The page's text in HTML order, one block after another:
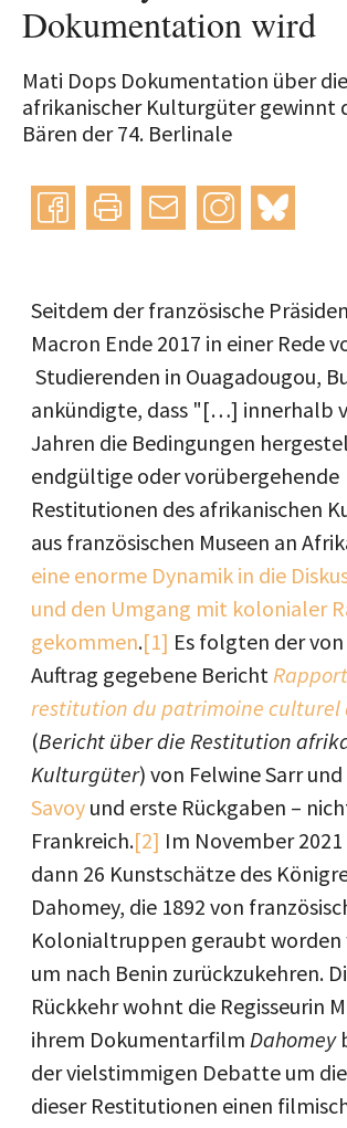
Dokumentation wird
Mati Dops Dokumentation über
afrikanischer Kulturgüter gewinnt
Bären der 74. Berlinale
Instagram
bluesky
Seitdem der französische
Macron Ende 2017 in einer Rede
Studierenden in Ouagadougou,
ankündigte, dass "[…] innerhalb
Jahren die Bedingungen
endgültige oder vorübergehende
Restitutionen des afrikanischen
aus französischen Museen an
eine enorme Dynamik in die
und den Umgang mit kolonialer
gekommen.[1] Es folgten der
Auftrag gegebene Bericht
restitution du patrimoine culturel
(Bericht über die Restitution
Kulturgüter) von Felwine Sarr und
Savoy und erste Rückgaben –
Frankreich.[2] Im November
dann 26 Kunstschätze des
Dahomey, die 1892 von
Kolonialtruppen geraubt worden
um nach Benin zurückzukehren.
Rückkehr wohnt die Regisseurin
ihrem Dokumentarfilm Dahomey
der vielstimmigen Debatte um
dieser Restitutionen einen